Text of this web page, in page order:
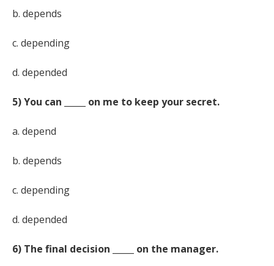
b. depends
c. depending
d. depended
5) You can _____ on me to keep your secret.
a. depend
b. depends
c. depending
d. depended
6) The final decision _____ on the manager.